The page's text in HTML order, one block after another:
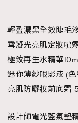
輕盈濃黑全效睫毛
雪凝光亮肌定妝噴
極致再生水精華
迷你薄紗眼影液 (色
亮肌防曬妝前底霜
設計師電光藍氣墊